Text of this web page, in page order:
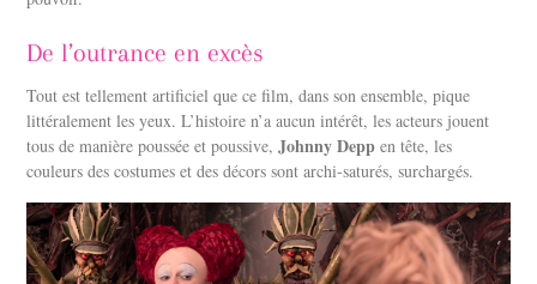
De l’outrance en excès
Tout est tellement artificiel que ce film, dans son ensemble, pique
littéralement les yeux. L’histoire n’a aucun intérêt, les acteurs jouent
tous de manière poussée et poussive,Johnny Depp en tête, les
couleurs des costumes et des décors sont archi-saturés, surchargés.